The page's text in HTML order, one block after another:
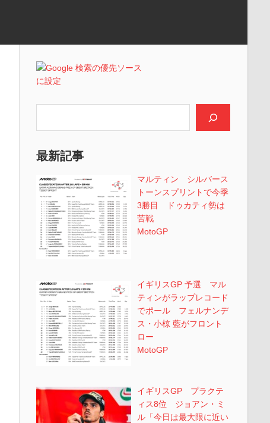
最新記事
マルティン シルバース
トーンスプリントで今季
3勝目 ドゥカティ勢は
苦戦
MotoGP
イギリスGP 予選 マル
ティンがラップレコード
でポール フェルナンデ
ス・小椋 藍がフロント
ロー
MotoGP
イギリスGP プラクテ
ィス8位 ジョアン・ミ
ル「今日は最大限に近い